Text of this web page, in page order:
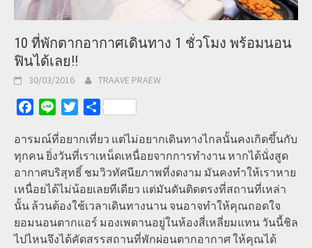
10 ที่พักตากอากาศเดินทาง 1 ชั่วโมง พร้อมนอน
ฟินได้เลย!!
30/03/2016 TRAAVE PRAEW
Facebook
Line TwitterShare
อารมณ์ที่อยากเที่ยว แต่ไม่อยากเดินทางไกลนั้นคงเกิดขึ้นกับ
ทุกคน ยิ่งวันที่เราเหน็ดเหนื่อยจากการทำงาน หากได้นั่งสูด
อากาศบริสุทธิ์ ชมวิวทัศนียภาพที่งดงาม มันคงทำให้เราหาย
เหนื่อยได้ไม่น้อยเลยทีเดียว แต่มันดันติดตรงที่สถานที่เหล่า
นั้น ล้วนต้องใช้เวลาเดินทางนาน จนอาจทำให้คุณถอดใจ
ยอมนอนตากแอร์ มองเพดานอยู่ในห้องสี่เหลี่ยมแทน วันนี้ชิล
ไปไหนจึงได้คัดสรรสถานที่พักผ่อนตากอากาศ ให้คุณได้